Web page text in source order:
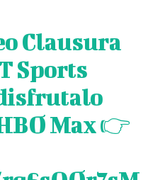
Clausura
Sports
Max 👉